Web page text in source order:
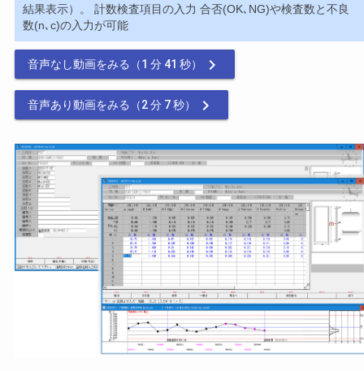
結果表示）。 計数検査項目の入力 合否(OK､NG)や検査数と不良
数(n､c)の入力が可能
音声なし動画をみる（1 分 41 秒） 
音声あり動画をみる（2 分 7 秒） 